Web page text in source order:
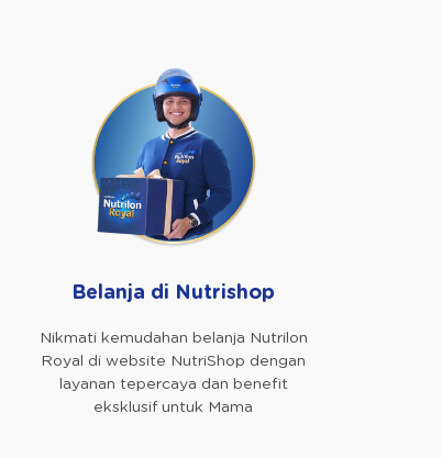
Belanja di Nutrishop
Nikmati kemudahan belanja Nutrilon
Royal di website NutriShop dengan
layanan tepercaya dan benefit
eksklusif untuk Mama